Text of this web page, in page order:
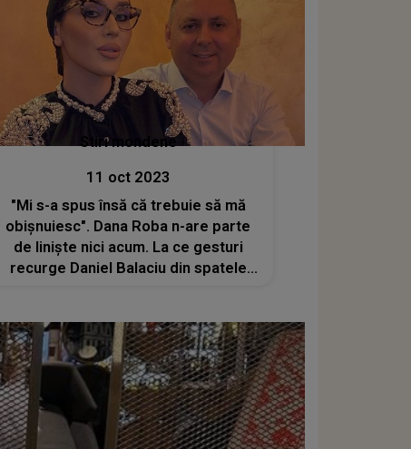
Stiri mondene
11 oct 2023
"Mi s-a spus însă că trebuie să mă
obișnuiesc". Dana Roba n-are parte
de liniște nici acum. La ce gesturi
recurge Daniel Balaciu din spatele